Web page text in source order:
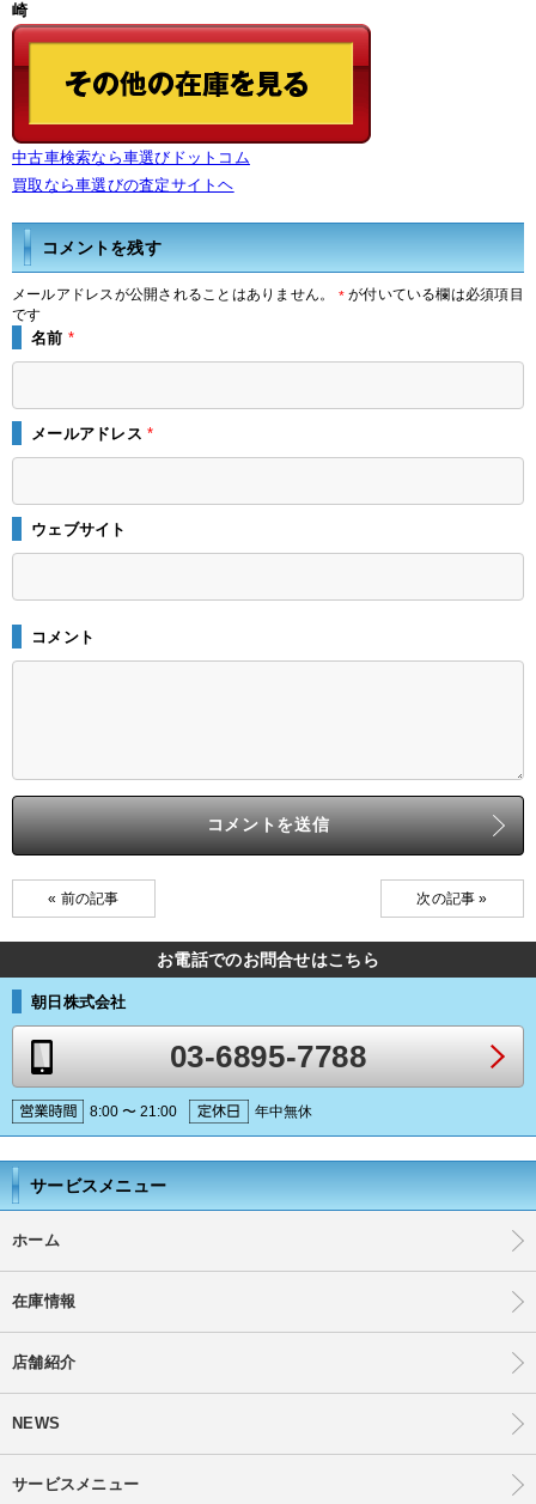
崎
中古車検索なら車選びドットコム
買取なら車選びの査定サイトヘ
コメントを残す
メールアドレスが公開されることはありません。 *が付いている欄は必須項目
です
名前 *
メールアドレス*
ウェブサイト
コメント
« 前の記事 次の記事 »
お電話でのお問合せはこちら
朝日株式会社
03-6895-7788
8:00 〜 21:00 年中無休
サービスメニュー
ホーム
在庫情報
店舗紹介
NEWS
サービスメニュー